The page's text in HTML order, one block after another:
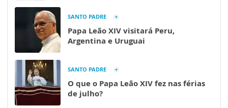
SANTO PADRE
Papa Leão XIV visitará Peru,
Argentina e Uruguai
SANTO PADRE
O que o Papa Leão XIV fez nas férias
de julho?